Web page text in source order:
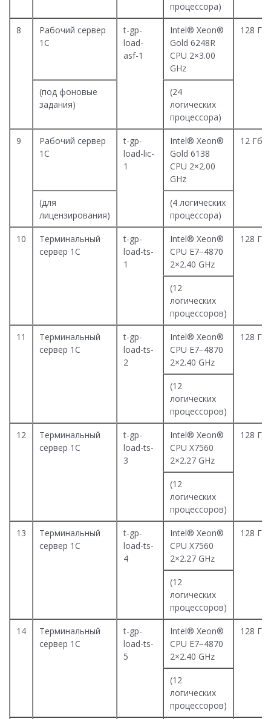
процессора)
8
Рабочий сервер
1С
t-gp-
load-
asf-1
Intel® Xeon®
Gold 6248R
CPU 2×3.00
GHz
128 Гб
(под фоновые
задания)
(24
логических
процессора)
9
Рабочий сервер
1С
t-gp-
load-lic-
1
Intel® Xeon®
Gold 6138
CPU 2×2.00
GHz
12 Гб
(для
лицензирования)
(4 логических
процессора)
10
Терминальный
сервер 1С
t-gp-
load-ts-
1
Intel® Xeon®
CPU E7−4870
2×2.40 GHz
128 Гб
(12
логических
процессоров)
11
Терминальный
сервер 1С
t-gp-
load-ts-
2
Intel® Xeon®
CPU E7−4870
2×2.40 GHz
128 Гб
(12
логических
процессоров)
12
Терминальный
сервер 1С
t-gp-
load-ts-
3
Intel® Xeon®
CPU X7560
2×2.27 GHz
128 Гб
(12
логических
процессоров)
13
Терминальный
сервер 1С
t-gp-
load-ts-
4
Intel® Xeon®
CPU X7560
2×2.27 GHz
128 Гб
(12
логических
процессоров)
14
Терминальный
сервер 1С
t-gp-
load-ts-
5
Intel® Xeon®
CPU E7−4870
2×2.40 GHz
128 Гб
(12
логических
процессоров)